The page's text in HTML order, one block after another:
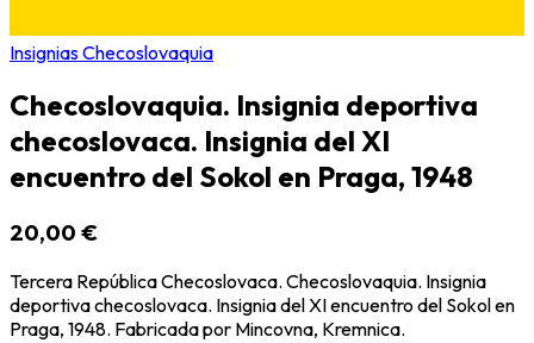
Insignias Checoslovaquia
Checoslovaquia. Insignia deportiva
checoslovaca. Insignia del XI
encuentro del Sokol en Praga, 1948
20,00 €
Tercera República Checoslovaca. Checoslovaquia. Insignia
deportiva checoslovaca. Insignia del XI encuentro del Sokol en
Praga, 1948. Fabricada por Mincovna, Kremnica.